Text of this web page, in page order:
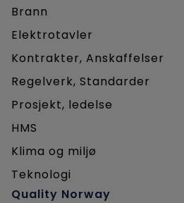
Brann
Elektrotavler
Kontrakter, Anskaffelser
Regelverk, Standarder
Prosjekt, ledelse
HMS
Klima og miljø
Teknologi
Quality Norway